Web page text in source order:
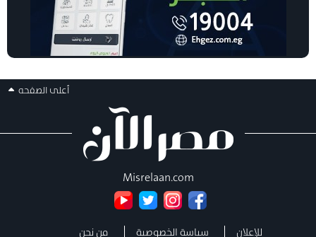
أعلى الصفحه
Misrelaan.com
للإعلان سياسة الخصوصية من نحن